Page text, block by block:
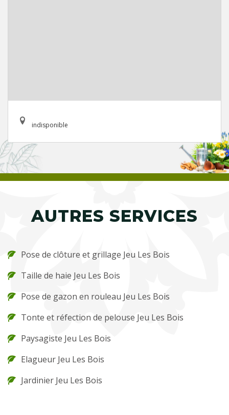
indisponible
AUTRES SERVICES
Pose de clôture et grillage Jeu Les Bois
Taille de haie Jeu Les Bois
Pose de gazon en rouleau Jeu Les Bois
Tonte et réfection de pelouse Jeu Les Bois
Paysagiste Jeu Les Bois
Elagueur Jeu Les Bois
Jardinier Jeu Les Bois